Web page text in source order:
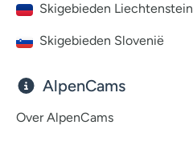
Skigebieden Liechtenstein
Skigebieden Slovenië
AlpenCams
Over AlpenCams